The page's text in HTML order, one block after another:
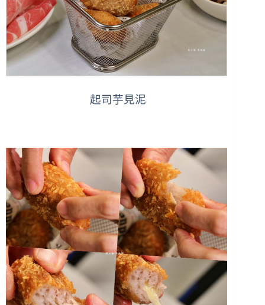
起司芋見泥